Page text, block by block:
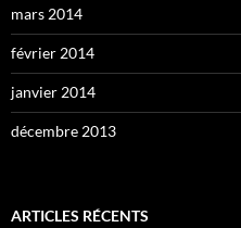
mars 2014
février 2014
janvier 2014
décembre 2013
ARTICLES RÉCENTS